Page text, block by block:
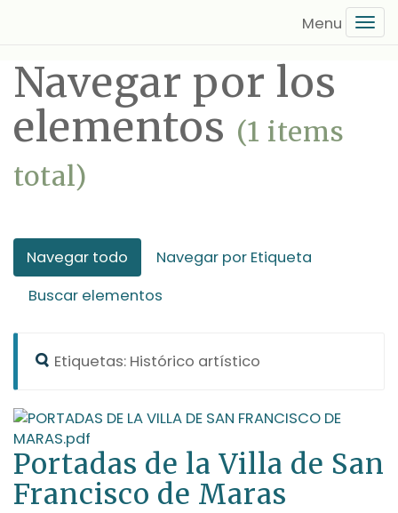
principal
Navegar por los
elementos (1 items
total)
Navegar todo
Navegar por Etiqueta
Buscar elementos
Etiquetas: Histórico artístico
Portadas de la Villa de San
Francisco de Maras